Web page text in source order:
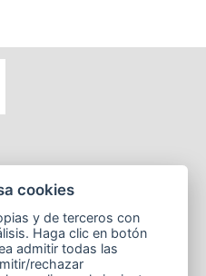
cookies
y de terceros con
Haga clic en botón
admitir todas las
rechazar